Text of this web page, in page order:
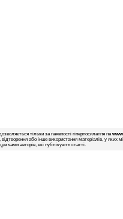
тільки за наявності гіперпосилання на
або інше використання матеріалів, у яких
авторів, які публікують статті.